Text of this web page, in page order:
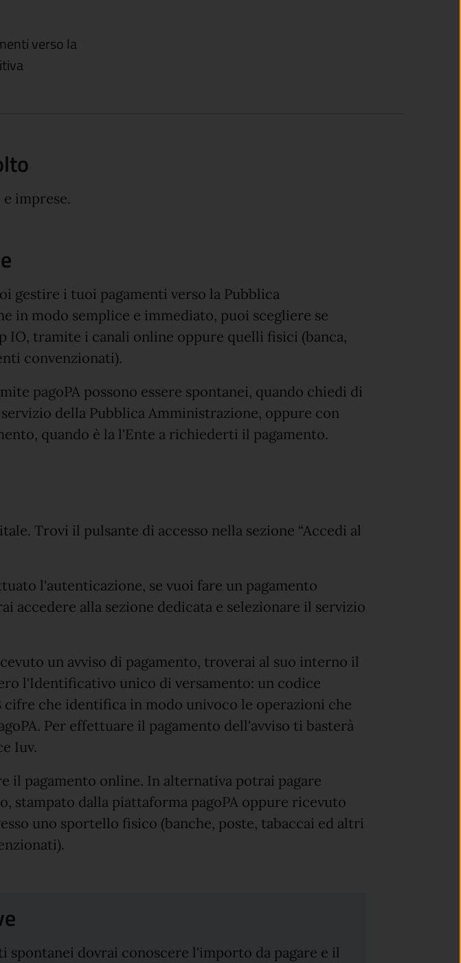
verso la
imprese.
gestire i tuoi pagamenti verso la Pubblica
in modo semplice e immediato, puoi scegliere se
IO, tramite i canali online oppure quelli fisici (banca,
convenzionati).
pagoPA possono essere spontanei, quando chiedi di
della Pubblica Amministrazione, oppure con
quando è la l'Ente a richiederti il pagamento.
Trovi il pulsante di accesso nella sezione “Accedi al
l'autenticazione, se vuoi fare un pagamento
accedere alla sezione dedicata e selezionare il servizio
un avviso di pagamento, troverai al suo interno il
l'Identificativo unico di versamento: un codice
cifre che identifica in modo univoco le operazioni che
Per effettuare il pagamento dell'avviso ti basterà
Iuv.
il pagamento online. In alternativa potrai pagare
stampato dalla piattaforma pagoPA oppure ricevuto
uno sportello fisico (banche, poste, tabaccai ed altri
spontanei dovrai conoscere l'importo da pagare e il